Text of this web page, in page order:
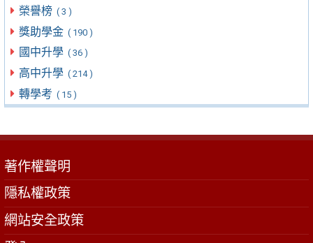
榮譽榜 ( 3 )
獎助學金 ( 190 )
國中升學 ( 36 )
高中升學 ( 214 )
轉學考 ( 15 )
著作權聲明
隱私權政策
網站安全政策